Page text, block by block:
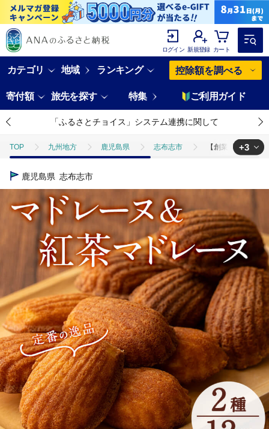
ログイン 新規登録 カート
カテゴリ 地域 ランキング 控除額を調べる
寄付額 旅先を探す 特集 ご利用ガイド
「ふるさとチョイス」システム連携に関して
TOP 九州地方 鹿児島県 志布志市 【創業以来の逸
TOP
パン・菓子類
TOP パン・菓子類 洋菓子 焼き菓子 【創業以来の逸
+3
鹿児島県 志布志市